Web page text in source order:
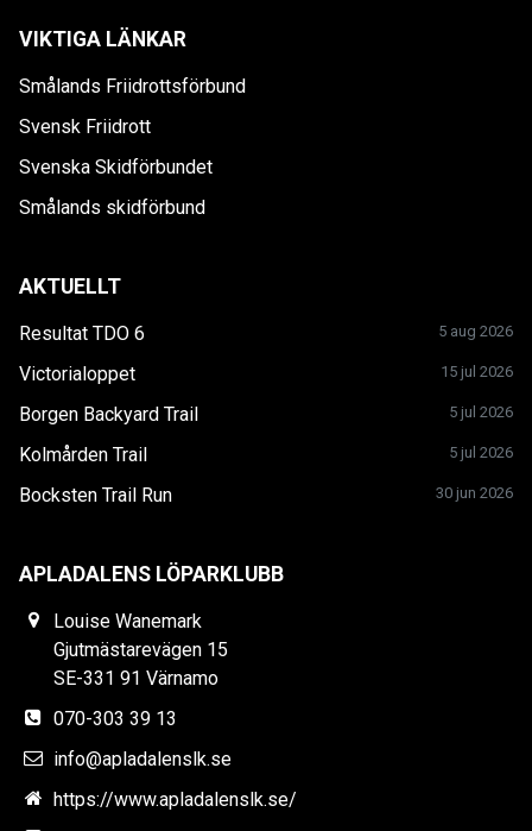
VIKTIGA LÄNKAR
Smålands Friidrottsförbund
Svensk Friidrott
Svenska Skidförbundet
Smålands skidförbund
AKTUELLT
Resultat TDO 6 5 aug 2026
Victorialoppet 15 jul 2026
Borgen Backyard Trail 5 jul 2026
Kolmården Trail 5 jul 2026
Bocksten Trail Run 30 jun 2026
APLADALENS LÖPARKLUBB
Louise Wanemark
Gjutmästarevägen 15
SE-331 91 Värnamo
070-303 39 13
info@apladalenslk.se
https://www.apladalenslk.se/